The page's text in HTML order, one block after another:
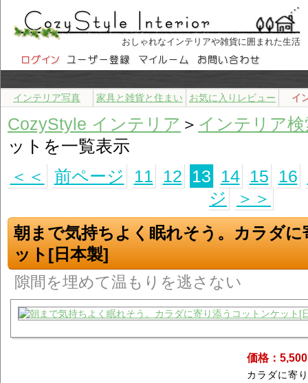
おしゃれなインテリアや雑貨に囲まれた生活
インテリア写真 家具と雑貨と住まい お気に入りレビュー イ
CozyStyle インテリア ＞ インテリア検
ットを一覧表示
＜＜
前ページ 11 12 13 14 15 16
ジ
＞＞
朝まで気持ちよく眠れそう。カラダ
ット[日本製]
隙間を埋めて温もりを逃さない
価格：
カラダに寄